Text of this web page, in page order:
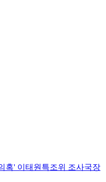
혹' 이태원특조위 조사국장